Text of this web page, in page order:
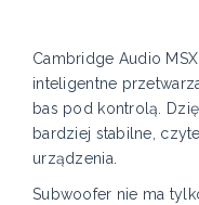
Cambridge Audio
inteligentne
bas pod kontrolą.
bardziej stabilne,
urządzenia.
Subwoofer nie ma